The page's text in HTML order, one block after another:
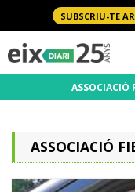
SUBSCRIU-TE
ASSOCIACIÓ
ASSOCIACIÓ